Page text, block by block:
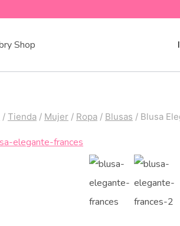
/ Tienda / Mujer / Ropa / Blusas / Blusa